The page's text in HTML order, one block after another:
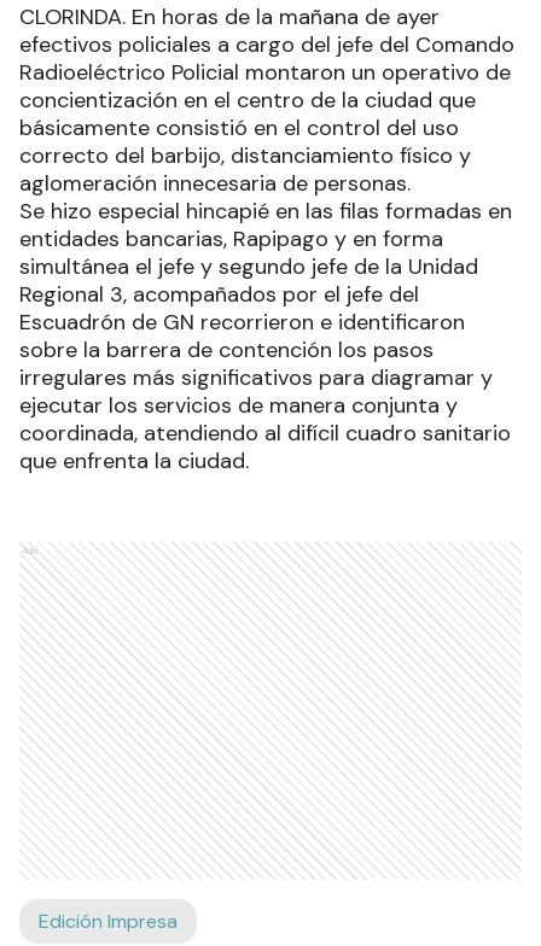
CLORINDA. En horas de la mañana de ayer
efectivos policiales a cargo del jefe del Comando
Radioeléctrico Policial montaron un operativo de
concientización en el centro de la ciudad que
básicamente consistió en el control del uso
correcto del barbijo, distanciamiento físico y
aglomeración innecesaria de personas.
Se hizo especial hincapié en las filas formadas en
entidades bancarias, Rapipago y en forma
simultánea el jefe y segundo jefe de la Unidad
Regional 3, acompañados por el jefe del
Escuadrón de GN recorrieron e identificaron
sobre la barrera de contención los pasos
irregulares más significativos para diagramar y
ejecutar los servicios de manera conjunta y
coordinada, atendiendo al difícil cuadro sanitario
que enfrenta la ciudad.
Ads
Edición Impresa